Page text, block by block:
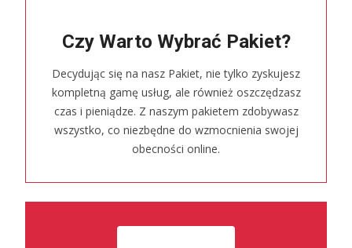
Czy Warto Wybrać Pakiet?
Decydując się na nasz Pakiet, nie tylko zyskujesz
kompletną gamę usług, ale również oszczędzasz
czas i pieniądze. Z naszym pakietem zdobywasz
wszystko, co niezbędne do wzmocnienia swojej
obecności online.